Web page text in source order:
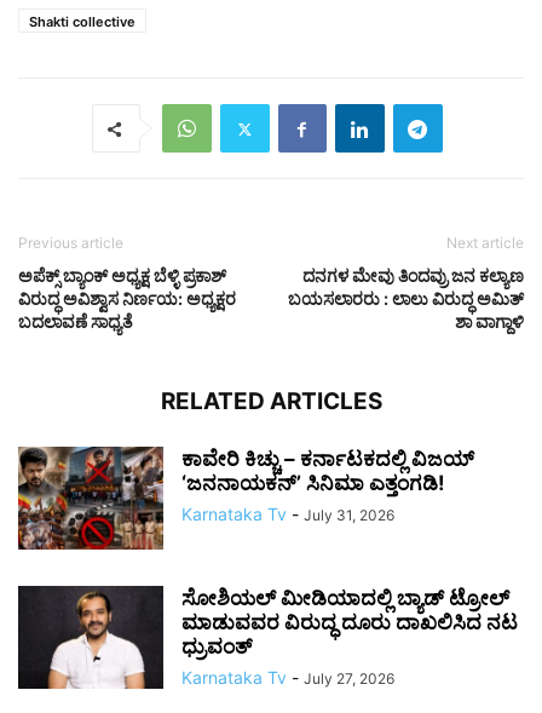
Shakti collective
Previous article
ಅಪೆಕ್ಸ್ ಬ್ಯಾಂಕ್ ಅಧ್ಯಕ್ಷ ಬೆಳ್ಳಿ ಪ್ರಕಾಶ್
ವಿರುದ್ಧ ಅವಿಶ್ವಾಸ ನಿರ್ಣಯ: ಅಧ್ಯಕ್ಷರ
ಬದಲಾವಣೆ ಸಾಧ್ಯತೆ
Next article
ದನಗಳ ಮೇವು ತಿಂದವ್ರು ಜನ ಕಲ್ಯಾಣ
ಬಯಸಲಾರರು : ಲಾಲು ವಿರುದ್ಧ ಅಮಿತ್‌
ಶಾ ವಾಗ್ದಾಳಿ
RELATED ARTICLES
ಕಾವೇರಿ ಕಿಚ್ಚು – ಕರ್ನಾಟಕದಲ್ಲಿ ವಿಜಯ್
‘ಜನನಾಯಕನ್’ ಸಿನಿಮಾ ಎತ್ತಂಗಡಿ!
Karnataka Tv - July 31, 2026
ಸೋಶಿಯಲ್ ಮೀಡಿಯಾದಲ್ಲಿ ಬ್ಯಾಡ್ ಟ್ರೋಲ್
ಮಾಡುವವರ ವಿರುದ್ಧ ದೂರು ದಾಖಲಿಸಿದ ನಟ
ಧ್ರುವಂತ್
Karnataka Tv - July 27, 2026